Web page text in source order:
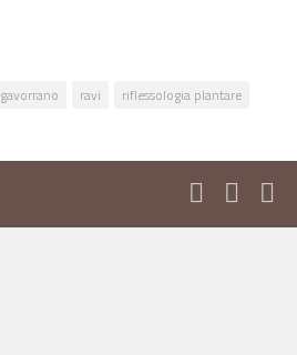
gavorrano ravi riflessologia plantare